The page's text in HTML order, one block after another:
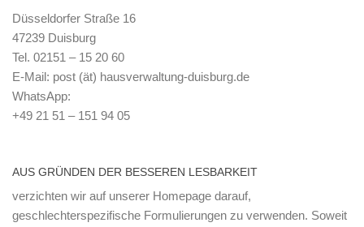
Düsseldorfer Straße 16
47239 Duisburg
Tel. 02151 – 15 20 60
E-Mail: post (ät) hausverwaltung-duisburg.de
WhatsApp:
+49 21 51 – 151 94 05
AUS GRÜNDEN DER BESSEREN LESBARKEIT
verzichten wir auf unserer Homepage darauf,
geschlechterspezifische Formulierungen zu verwenden. Soweit